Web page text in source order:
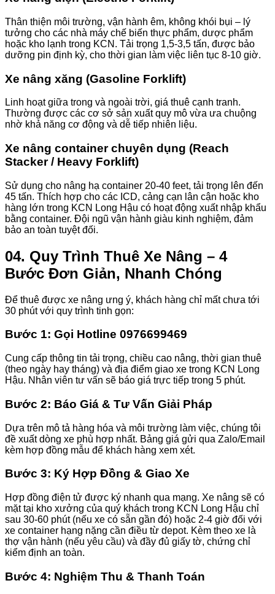
Thân thiện môi trường, vận hành êm, không khói bụi – lý
tưởng cho các nhà máy chế biến thực phẩm, dược phẩm
hoặc kho lạnh trong KCN. Tải trọng 1,5-3,5 tấn, được bảo
dưỡng pin định kỳ, cho thời gian làm việc liên tục 8-10 giờ.
Xe nâng xăng (Gasoline Forklift)
Linh hoạt giữa trong và ngoài trời, giá thuê cạnh tranh.
Thường được các cơ sở sản xuất quy mô vừa ưa chuộng
nhờ khả năng cơ động và dễ tiếp nhiên liệu.
Xe nâng container chuyên dụng (Reach
Stacker / Heavy Forklift)
Sử dụng cho nâng hạ container 20-40 feet, tải trọng lên đến
45 tấn. Thích hợp cho các ICD, cảng cạn lân cận hoặc kho
hàng lớn trong KCN Long Hậu có hoạt động xuất nhập khẩu
bằng container. Đội ngũ vận hành giàu kinh nghiệm, đảm
bảo an toàn tuyệt đối.
04. Quy Trình Thuê Xe Nâng – 4
Bước Đơn Giản, Nhanh Chóng
Để thuê được xe nâng ưng ý, khách hàng chỉ mất chưa tới
30 phút với quy trình tinh gọn:
Bước 1: Gọi Hotline 0976699469
Cung cấp thông tin tải trọng, chiều cao nâng, thời gian thuê
(theo ngày hay tháng) và địa điểm giao xe trong KCN Long
Hậu. Nhân viên tư vấn sẽ báo giá trực tiếp trong 5 phút.
Bước 2: Báo Giá & Tư Vấn Giải Pháp
Dựa trên mô tả hàng hóa và môi trường làm việc, chúng tôi
đề xuất dòng xe phù hợp nhất. Bảng giá gửi qua Zalo/Email
kèm hợp đồng mẫu để khách hàng xem xét.
Bước 3: Ký Hợp Đồng & Giao Xe
Hợp đồng điện tử được ký nhanh qua mạng. Xe nâng sẽ có
mặt tại kho xưởng của quý khách trong KCN Long Hậu chỉ
sau 30-60 phút (nếu xe có sẵn gần đó) hoặc 2-4 giờ đối với
xe container hạng nặng cần điều từ depot. Kèm theo xe là
thợ vận hành (nếu yêu cầu) và đầy đủ giấy tờ, chứng chỉ
kiểm định an toàn.
Bước 4: Nghiệm Thu & Thanh Toán